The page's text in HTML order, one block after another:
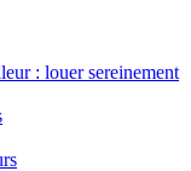
: louer sereinement